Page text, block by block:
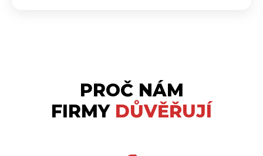
PROČ NÁM
FIRMYDŮVĚŘUJÍ